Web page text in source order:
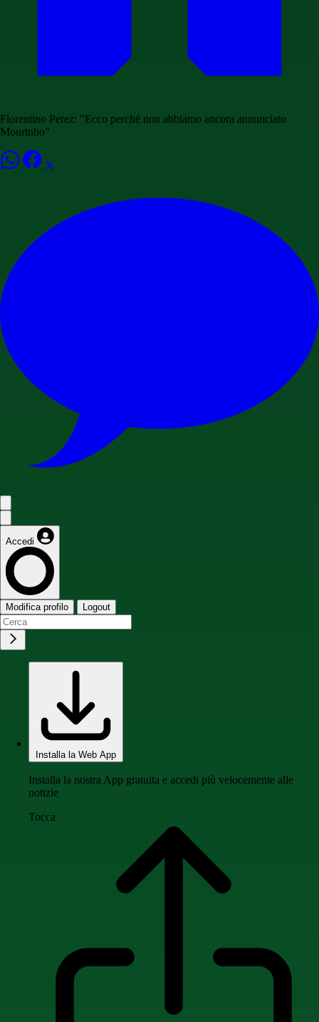
Florentino Perez: "Ecco perché non abbiamo ancora annunciato
Mourinho"
Accedi
Modifica profilo Logout
Installa la Web App
Installa la nostra App gratuita e accedi più velocemente alle
notizie
Tocca